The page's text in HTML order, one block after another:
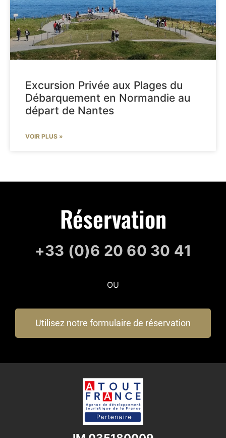
Excursion Privée aux Plages du
Débarquement en Normandie au
départ de Nantes
VOIR PLUS »
Réservation
+33 (0)6 20 60 30 41
OU
Utilisez notre formulaire de réservation